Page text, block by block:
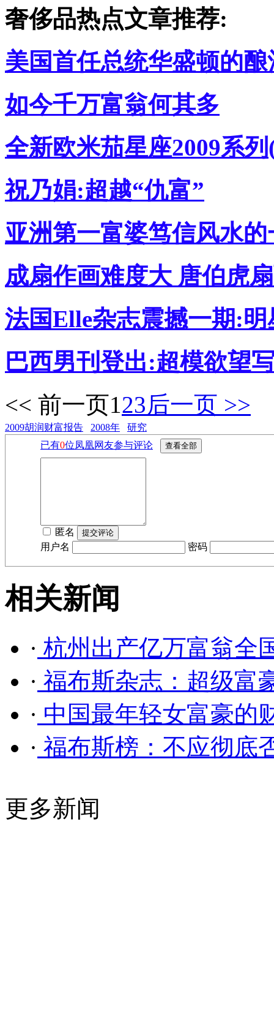
奢侈品热点文章推荐:
美国首任总统华盛顿的
如今千万富翁何其多
全新欧米茄星座2009系
祝乃娟:超越“仇富”
亚洲第一富婆笃信风水
成扇作画难度大 唐伯虎
法国Elle杂志震撼一期:
巴西男刊登出:超模欲望
<< 前一页123后一页 >>
2009胡润财富报告 2008年
研究
已有0位凤凰网友参与评论
匿名
用户名
密码
相关新闻
· 杭州出产亿万富翁全
· 福布斯杂志：超级富
· 中国最年轻女富豪的
· 福布斯榜：不应彻底
更多新闻